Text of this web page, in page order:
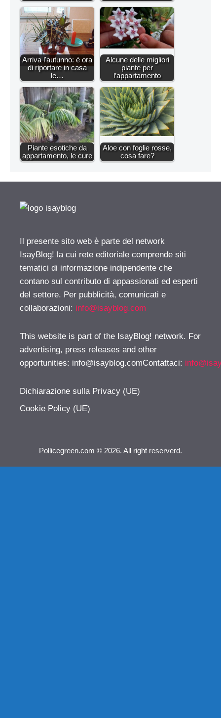
Arriva l'autunno: è ora
di riportare in casa
le…
Alcune delle migliori
piante per
l’appartamento
Piante esotiche da
appartamento, le cure
Aloe con foglie rosse,
cosa fare?
Il presente sito web è parte del network
IsayBlog! la cui rete editoriale comprende siti
tematici di informazione indipendente che
contano sul contributo di appassionati ed esperti
del settore. Per pubblicità, comunicati e
collaborazioni: info@isayblog.com
This website is part of the IsayBlog! network. For
advertising, press releases and other
opportunities: info@isayblog.comContattaci:
Dichiarazione sulla Privacy (UE)
Cookie Policy (UE)
Pollicegreen.com © 2026. All right reserverd.